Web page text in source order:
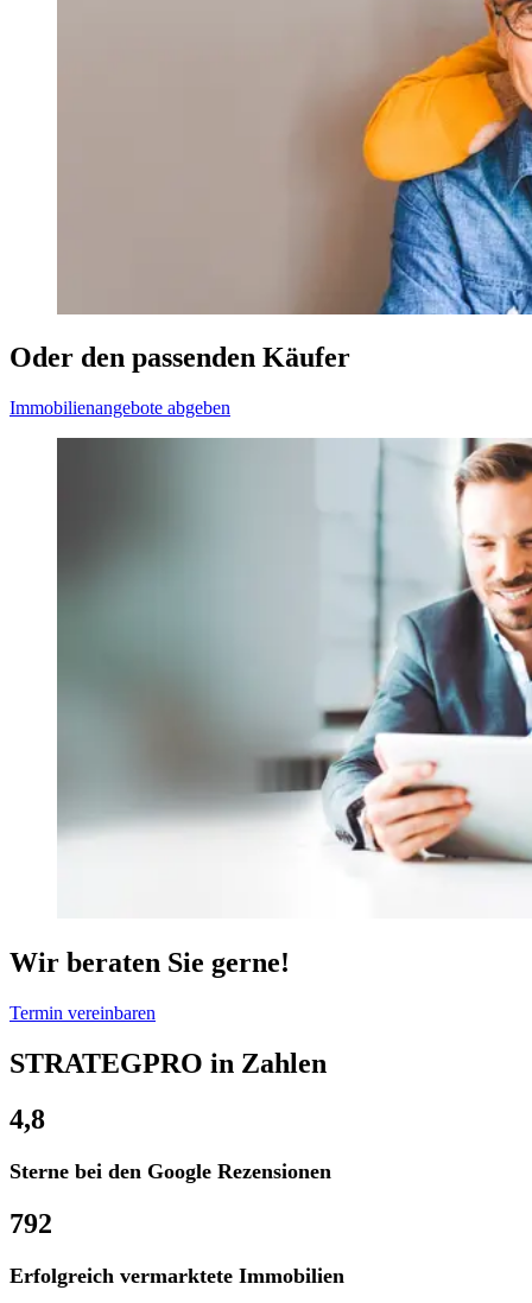
Oder den passenden Käufer
Immobilienangebote abgeben
Wir beraten Sie gerne!
Termin vereinbaren
STRATEGPRO in Zahlen
4,8
Sterne bei den Google Rezensionen
792
Erfolgreich vermarktete Immobilien